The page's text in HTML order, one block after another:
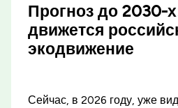
Прогноз до 2030-
движется
экодвижение
Сейчас, в 2026 году, уже